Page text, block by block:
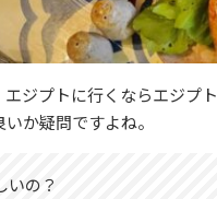
ジプトに行くならエジプ
か疑問ですよね。
いの？